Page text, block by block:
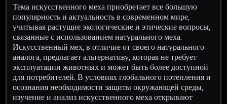
Тема искусственного меха приобретает все большую
популярность и актуальность в современном мире,
учитывая растущие экологические и этические вопросы,
связанные с использованием натурального меха.
Искусственный мех, в отличие от своего натурального
аналога, предлагает альтернативу, которая не требует
эксплуатации животных и может быть более доступной
для потребителей. В условиях глобального потепления и
осознания необходимости защиты окружающей среды,
изучение и анализ искусственного меха открывают